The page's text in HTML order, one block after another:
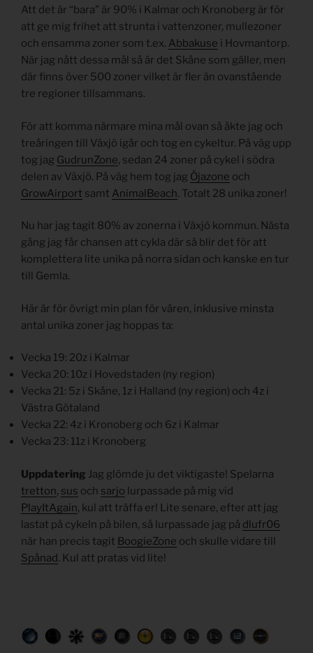
Att det är “bara” är 90% i Kalmar och Kronoberg är för
att ge mig frihet att strunta i vattenzoner, mullezoner
och ensamma zoner som t.ex. Abbakuse i Hovmantorp.
När jag nått dessa mål så är det Skåne som gäller, men
där finns över 500 zoner vilket är fler än ovanstående
tre regioner tillsammans.
För att komma närmare mina mål ovan så åkte jag och
treåringen till Växjö igår och tog en cykeltur. På väg upp
tog jag GudrunZone, sedan 24 zoner på cykel i södra
delen av Växjö. På väg hem tog jag Öjazone och
GrowAirport samt AnimalBeach. Totalt 28 unika zoner!
Nu har jag tagit 80% av zonerna i Växjö kommun. Nästa
gång jag får chansen att cykla där så blir det för att
komplettera lite unika på norra sidan och kanske en tur
till Gemla.
Här är för övrigt min plan för våren, inklusive minsta
antal unika zoner jag hoppas ta:
Vecka 19: 20z i Kalmar
Vecka 20: 10z i Hovedstaden (ny region)
Vecka 21: 5z i Skåne, 1z i Halland (ny region) och 4z i
Västra Götaland
Vecka 22: 4z i Kronoberg och 6z i Kalmar
Vecka 23: 11z i Kronoberg
Uppdatering Jag glömde ju det viktigaste! Spelarna
tretton, sus och sarjo lurpassade på mig vid
PlayItAgain, kul att träffa er! Lite senare, efter att jag
lastat på cykeln på bilen, så lurpassade jag på dlufr06
när han precis tagit BoogieZone och skulle vidare till
Spånad. Kul att pratas vid lite!